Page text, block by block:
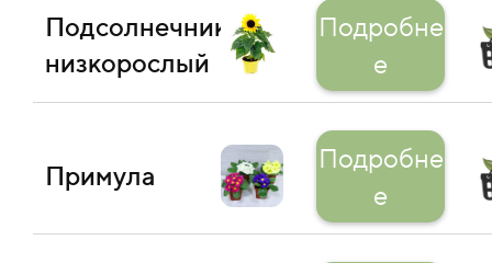
Подсолнечник
низкорослый
Подробне
е
Примула
Подробне
е